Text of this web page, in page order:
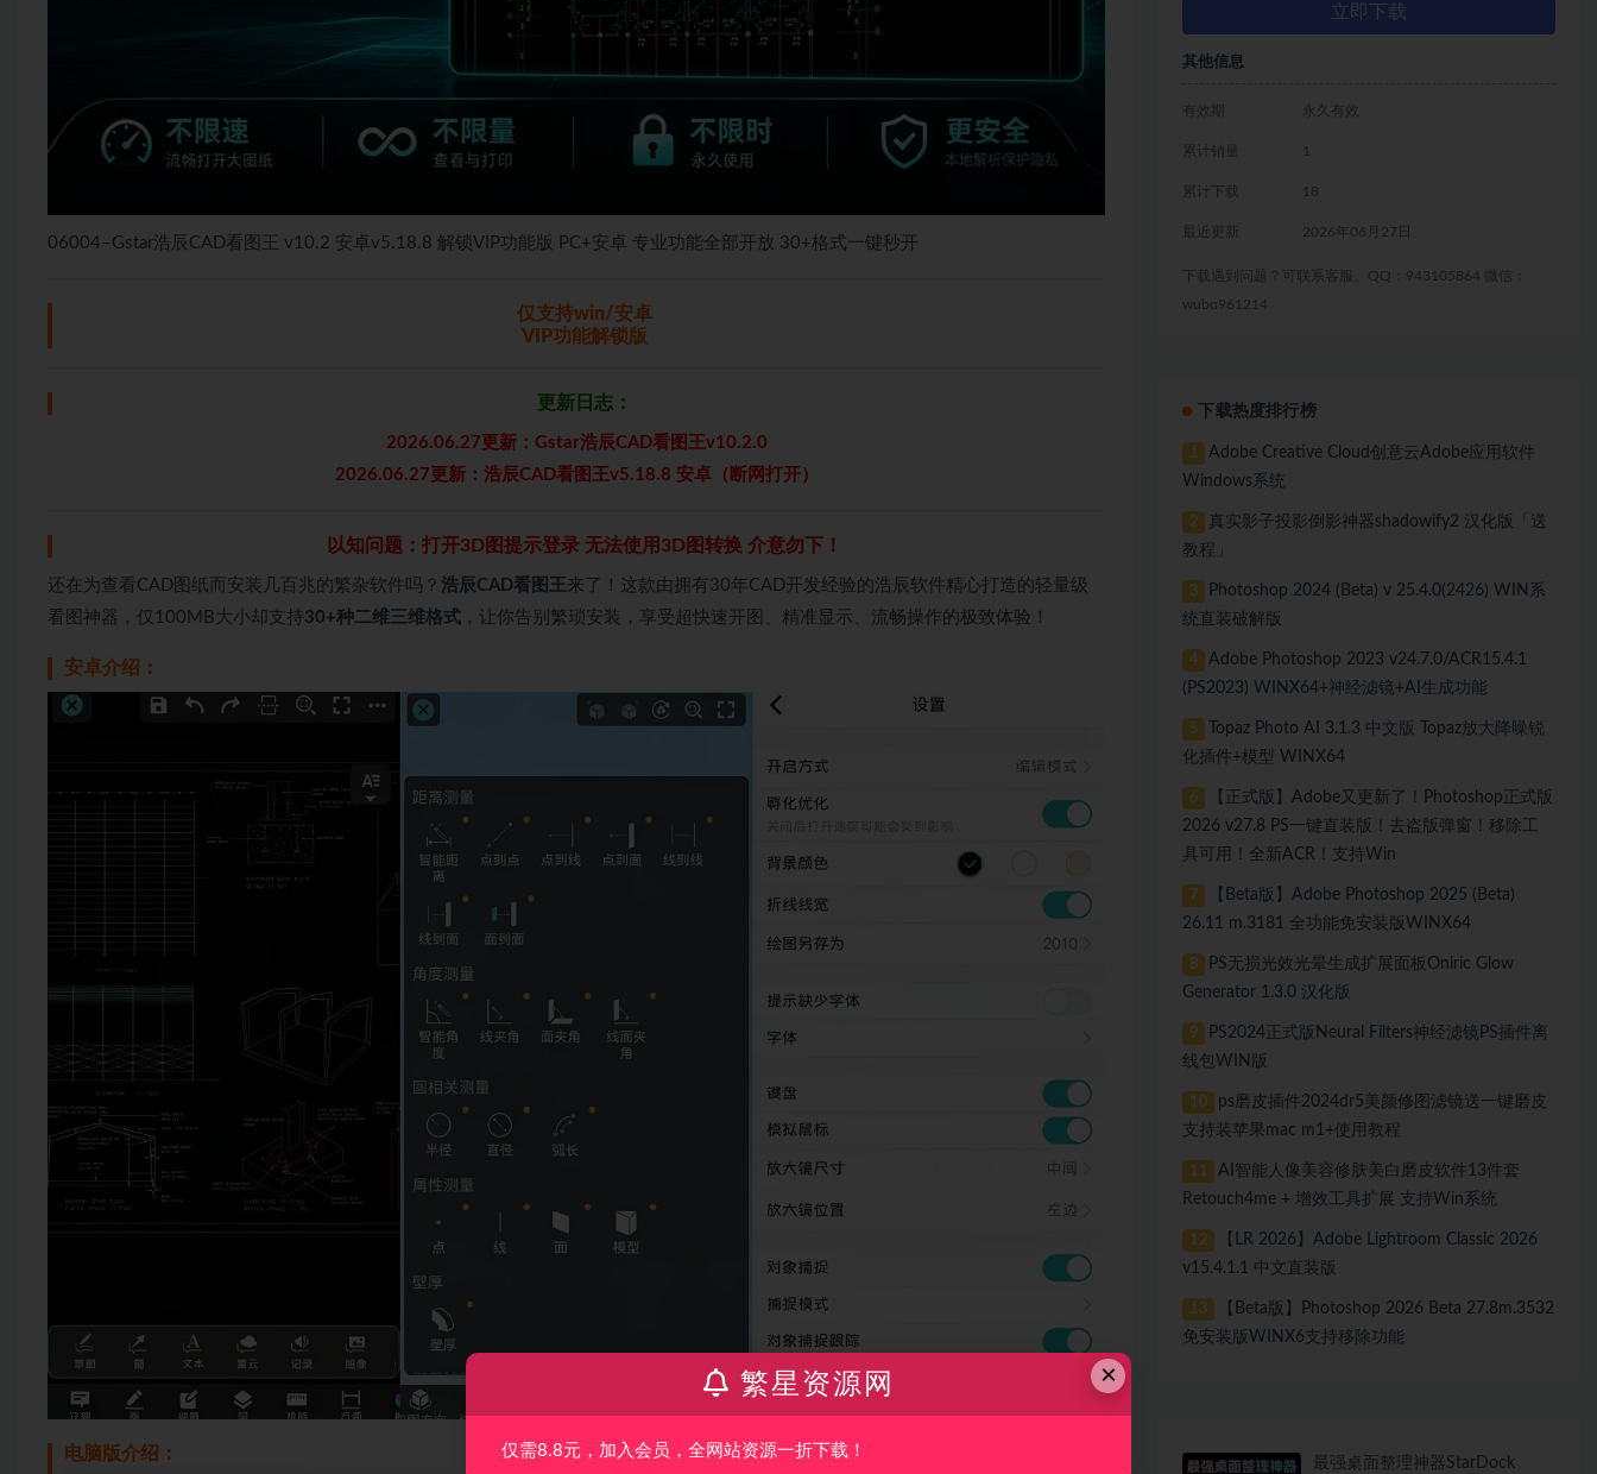
06004–Gstar浩辰CAD看图王 v10.2 安卓v5.18.8 解锁VIP功能版 PC+安卓 专业功能全部开放 30+格式一键秒开
仅支持win/安卓
VIP功能解锁版
更新日志：
2026.06.27更新：Gstar浩辰CAD看图王v10.2.0
2026.06.27更新：浩辰CAD看图王v5.18.8 安卓（断网打开）
以知问题：打开3D图提示登录 无法使用3D图转换 介意勿下！
还在为查看CAD图纸而安装几百兆的繁杂软件吗？ 浩辰CAD看图王来了！这款由拥有30年CAD开发经验的浩辰软件精心打造的轻量级
看图神器，仅100MB大小却支持30+种二维三维格式 ，让你告别繁琐安装，享受超快速开图、精准显示、流畅操作的极致体验！
安卓介绍：
电脑版介绍：
立即下载
其他信息
有效期 永久有效
累计销量 1
累计下载 18
最近更新 2026年06月27日
下载遇到问题？可联系客服。QQ：943105864 微信：
wubo961214
下载热度排行榜
1
Adobe Creative Cloud创意云Adobe应用软件
Windows系统
2
真实影子投影倒影神器shadowify2 汉化版「送
教程」
3
Photoshop 2024 (Beta) v 25.4.0(2426) WIN系
统直装破解版
4
Adobe Photoshop 2023 v24.7.0/ACR15.4.1
(PS2023) WINX64+神经滤镜+AI生成功能
5
Topaz Photo AI 3.1.3 中文版 Topaz放大降噪锐
化插件+模型 WINX64
6
【正式版】Adobe又更新了！Photoshop正式版
2026 v27.8 PS一键直装版！去盗版弹窗！移除工
具可用！全新ACR！支持Win
7
【Beta版】Adobe Photoshop 2025 (Beta)
26.11 m.3181 全功能免安装版WINX64
8
PS无损光效光晕生成扩展面板Oniric Glow
Generator 1.3.0 汉化版
9
PS2024正式版Neural Filters神经滤镜PS插件离
线包WIN版
10
ps磨皮插件2024dr5美颜修图滤镜送一键磨皮
支持装苹果mac m1+使用教程
11
AI智能人像美容修肤美白磨皮软件13件套
Retouch4me + 增效工具扩展 支持Win系统
12
【LR 2026】Adobe Lightroom Classic 2026
v15.4.1.1 中文直装版
13
【Beta版】Photoshop 2026 Beta 27.8m.3532
免安装版WINX6支持移除功能
最强桌面整理神器StarDock
×
繁星资源网
仅需8.8元，加入会员，全网站资源一折下载！